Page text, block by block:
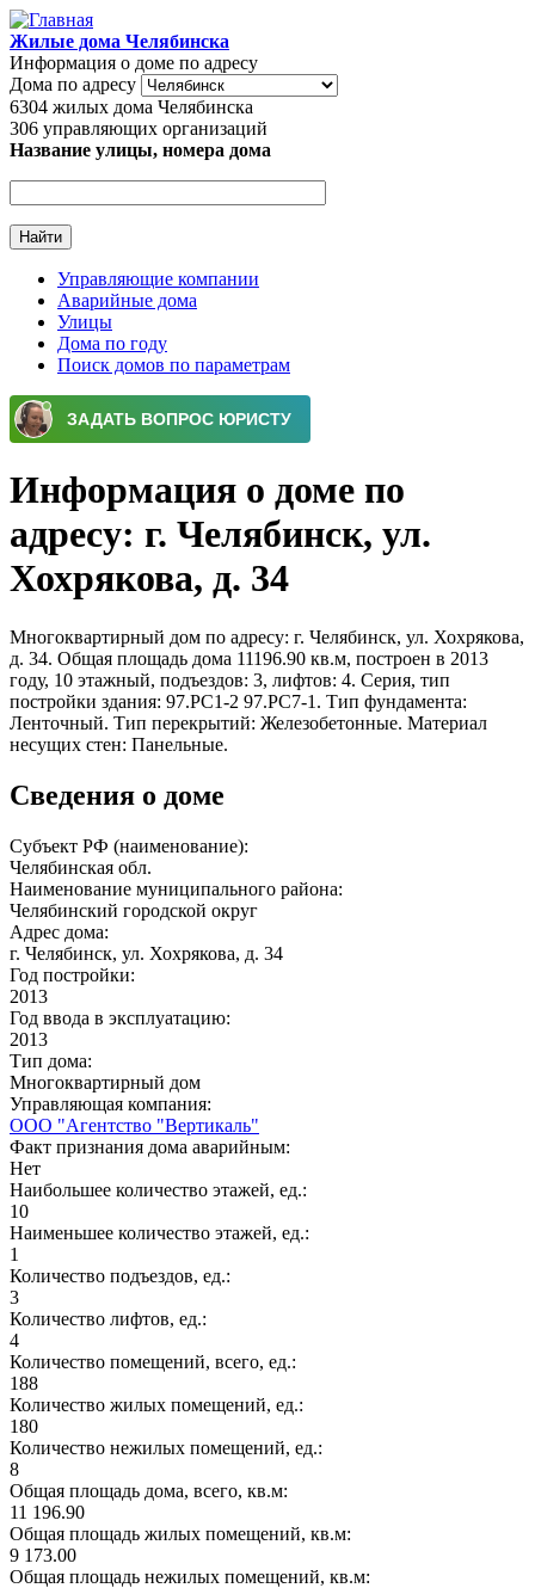
Перейти к основному содержанию
Жилые дома Челябинска
Информация о доме по адресу
Дома по адресу
6304 жилых дома Челябинска
306 управляющих организаций
Название улицы, номера дома
Главное меню
Управляющие компании
Аварийные дома
Улицы
Дома по году
Поиск домов по параметрам
Информация о доме по
адресу: г. Челябинск, ул.
Хохрякова, д. 34
Многоквартирный дом по адресу: г. Челябинск, ул. Хохрякова,
д. 34. Общая площадь дома 11196.90 кв.м, построен в 2013
году, 10 этажный, подъездов: 3, лифтов: 4. Серия, тип
постройки здания: 97.РС1-2 97.РС7-1. Тип фундамента:
Ленточный. Тип перекрытий: Железобетонные. Материал
несущих стен: Панельные.
Сведения о доме
Субъект РФ (наименование):
Челябинская обл.
Наименование муниципального района:
Челябинский городской округ
Адрес дома:
г. Челябинск, ул. Хохрякова, д. 34
Год постройки:
2013
Год ввода в эксплуатацию:
2013
Тип дома:
Многоквартирный дом
Управляющая компания:
ООО "Агентство "Вертикаль"
Факт признания дома аварийным:
Нет
Наибольшее количество этажей, ед.:
10
Наименьшее количество этажей, ед.:
1
Количество подъездов, ед.:
3
Количество лифтов, ед.:
4
Количество помещений, всего, ед.:
188
Количество жилых помещений, ед.:
180
Количество нежилых помещений, ед.:
8
Общая площадь дома, всего, кв.м:
11 196.90
Общая площадь жилых помещений, кв.м:
9 173.00
Общая площадь нежилых помещений, кв.м: